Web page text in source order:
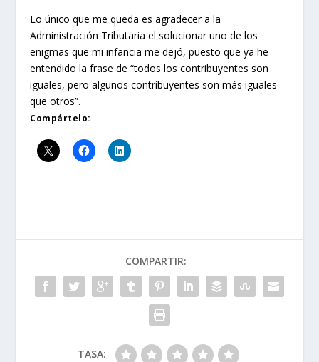
Lo único que me queda es agradecer a la
Administración Tributaria el solucionar uno de los
enigmas que mi infancia me dejó, puesto que ya he
entendido la frase de “todos los contribuyentes son
iguales, pero algunos contribuyentes son más iguales
que otros”.
Compártelo:
COMPARTIR:
TASA: